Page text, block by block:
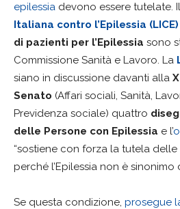
epilessia devono essere tutelate.
Italiana contro l’Epilessia (LICE)
di pazienti per l’Epilessia sono
Commissione Sanità e Lavoro. La
siano in discussione davanti alla
Senato (Affari sociali, Sanità,
Previdenza sociale) quattro
delle Persone con Epilessia e l’
“sostiene con forza la tutela delle
perché l’Epilessia non è sinonimo
Se questa condizione, prosegue